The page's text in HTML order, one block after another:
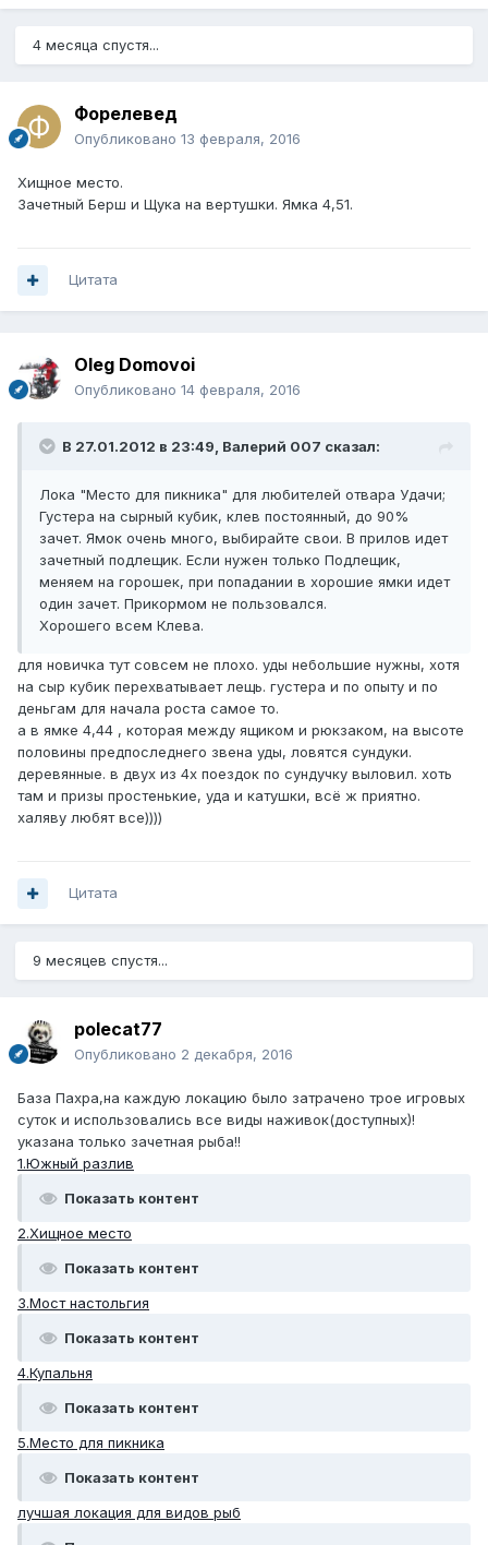
4 месяца спустя...
Форелевед
Опубликовано 13 февраля, 2016
Хищное место.
Зачетный Берш и Щука на вертушки. Ямка 4,51.
Цитата
Oleg Domovoi
Опубликовано 14 февраля, 2016
В 27.01.2012 в 23:49, Валерий 007 сказал:
Лока "Место для пикника" для любителей отвара Удачи;
Густера на сырный кубик, клев постоянный, до 90%
зачет. Ямок очень много, выбирайте свои. В прилов идет
зачетный подлещик. Если нужен только Подлещик,
меняем на горошек, при попадании в хорошие ямки идет
один зачет. Прикормом не пользовался.
Хорошего всем Клева.
для новичка тут совсем не плохо. уды небольшие нужны, хотя
на сыр кубик перехватывает лещь. густера и по опыту и по
деньгам для начала роста самое то.
а в ямке 4,44 , которая между ящиком и рюкзаком, на высоте
половины предпоследнего звена уды, ловятся сундуки.
деревянные. в двух из 4х поездок по сундучку выловил. хоть
там и призы простенькие, уда и катушки, всё ж приятно.
халяву любят все))))
Цитата
9 месяцев спустя...
polecat77
Опубликовано 2 декабря, 2016
База Пахра,на каждую локацию было затрачено трое игровых
суток и использовались все виды наживок(доступных)!
указана только зачетная рыба!!
1.Южный разлив
Показать контент
2.Хищное место
Показать контент
3.Мост настольгия
Показать контент
4.Купальня
Показать контент
5.Место для пикника
Показать контент
лучшая локация для видов рыб